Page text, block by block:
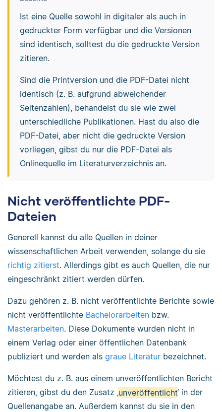
Ist eine Quelle sowohl in digitaler als auch in
gedruckter Form verfügbar und die Versionen
sind identisch, solltest du die gedruckte Version
zitieren.
Sind die Printversion und die PDF-Datei nicht
identisch (z. B. aufgrund abweichender
Seitenzahlen), behandelst du sie wie zwei
unterschiedliche Publikationen. Hast du also die
PDF-Datei, aber nicht die gedruckte Version
vorliegen, gibst du nur die PDF-Datei als
Onlinequelle im Literaturverzeichnis an.
Nicht veröffentlichte PDF-
Dateien
Generell kannst du alle Quellen in deiner
wissenschaftlichen Arbeit verwenden, solange du sie
richtig zitierst. Allerdings gibt es auch Quellen, die nur
eingeschränkt zitiert werden dürfen.
Dazu gehören z. B. nicht veröffentlichte Berichte sowie
nicht veröffentlichte Bachelorarbeiten bzw.
Masterarbeiten. Diese Dokumente wurden nicht in
einem Verlag oder einer öffentlichen Datenbank
publiziert und werden als graue Literatur bezeichnet.
Möchtest du z. B. aus einem unveröffentlichten Bericht
zitieren, gibst du den Zusatz ‚unveröffentlicht‘ in der
Quellenangabe an. Außerdem kannst du sie in den